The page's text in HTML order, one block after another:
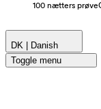
100 nætters prøve
DK | Danish
Toggle menu